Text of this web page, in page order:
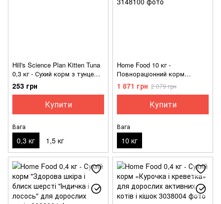
Hill's Science Plan Kitten Tuna
0,3 кг - Сухий корм з тунцем
для кошенят до 1 року
253 грн
Купити
Вага
0,3 кг 1,5 кг
Home Food 10 кг -
Повнораціонний корм
«Курочка з рибкою» для
стерилізованих котів
1 871 грн 2 079 грн
Купити
Вага
10 кг